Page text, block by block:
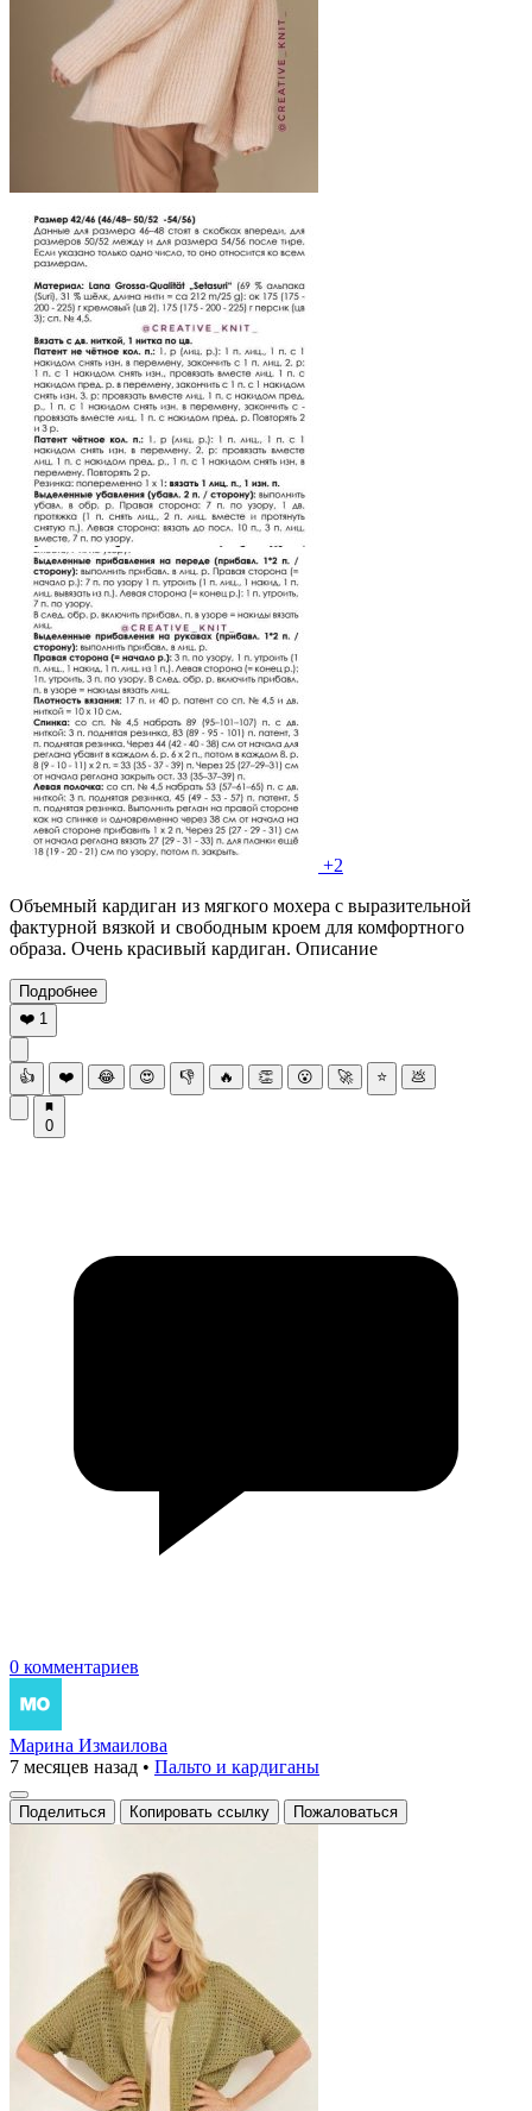
+2
Объемный кардиган из мягкого мохера с выразительной
фактурной вязкой и свободным кроем для комфортного
образа. Очень красивый кардиган. Описание
Подробнее
❤️ 1
👍 ❤️ 😂 😍 👎 🔥 👏 😮 🚀 ⭐ 💩
0
0 комментариев
Марина Измаилова
7 месяцев назад • Пальто и кардиганы
Поделиться Копировать ссылку Пожаловаться